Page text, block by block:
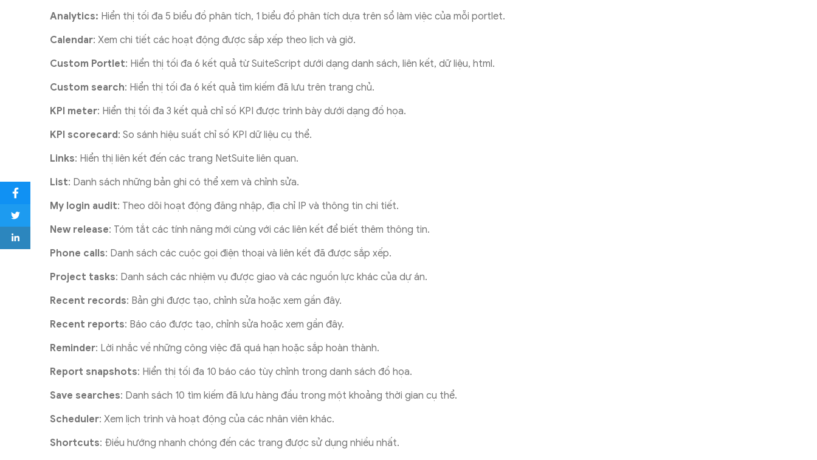
Analytics: Hiển thị tối đa 5 biểu đồ phân tích, 1 biểu đồ phân tích dựa trên sổ làm việc của mỗi portlet.
Calendar: Xem chi tiết các hoạt động được sắp xếp theo lịch và giờ.
Custom Portlet: Hiển thị tối đa 6 kết quả từ SuiteScript dưới dạng danh sách, liên kết, dữ liệu, html.
Custom search: Hiển thị tối đa 6 kết quả tìm kiếm đã lưu trên trang chủ.
KPI meter: Hiển thị tối đa 3 kết quả chỉ số KPI được trình bày dưới dạng đồ họa.
KPI scorecard: So sánh hiệu suất chỉ số KPI dữ liệu cụ thể.
Links: Hiển thị liên kết đến các trang NetSuite liên quan.
List: Danh sách những bản ghi có thể xem và chỉnh sửa.
My login audit: Theo dõi hoạt động đăng nhập, địa chỉ IP và thông tin chi tiết.
New release: Tóm tắt các tính năng mới cùng với các liên kết để biết thêm thông tin.
Phone calls: Danh sách các cuộc gọi điện thoại và liên kết đã được sắp xếp.
Project tasks: Danh sách các nhiệm vụ được giao và các nguồn lực khác của dự án.
Recent records: Bản ghi được tạo, chỉnh sửa hoặc xem gần đây.
Recent reports: Báo cáo được tạo, chỉnh sửa hoặc xem gần đây.
Reminder: Lời nhắc về những công việc đã quá hạn hoặc sắp hoàn thành.
Report snapshots: Hiển thị tối đa 10 báo cáo tùy chỉnh trong danh sách đồ họa.
Save searches: Danh sách 10 tìm kiếm đã lưu hàng đầu trong một khoảng thời gian cụ thể.
Scheduler: Xem lịch trình và hoạt động của các nhân viên khác.
Shortcuts: Điều hướng nhanh chóng đến các trang được sử dụng nhiều nhất.